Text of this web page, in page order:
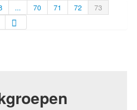
... 70 71 72
73